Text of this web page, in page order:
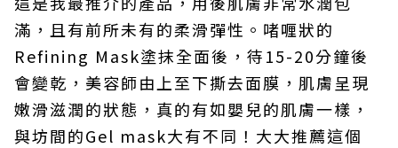
滿，且有前所未有的柔滑彈性。啫喱狀的
Refining Mask塗抹全面後，待15-20分鐘後
會變乾，美容師由上至下撕去面膜，肌膚呈現
嫩滑滋潤的狀態，真的有如嬰兒的肌膚一樣，
與坊間的Gel mask大有不同！大大推薦這個